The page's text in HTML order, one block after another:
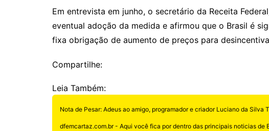
Em entrevista em junho, o secretário da Receita
eventual adoção da medida e afirmou que o Brasil é
fixa obrigação de aumento de preços para
Compartilhe:
Leia Também:
Nota de Pesar: Adeus ao amigo, programador e criador Luciano da Silva
dfemcartaz.com.br - Aqui você fica por dentro das principais noticias de